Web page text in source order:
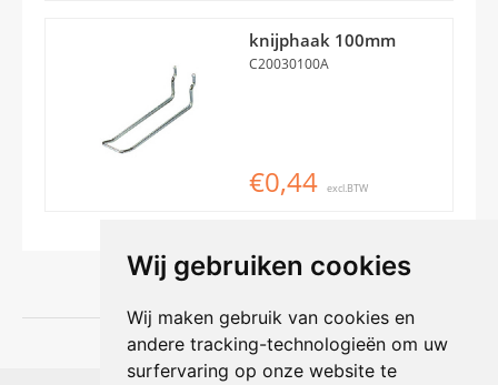
Wij gebruiken cookies
Wij maken gebruik van cookies en
andere tracking-technologieën om uw
surfervaring op onze website te
knijphaak 100mm
C20030100A
€0,44 excl.BTW